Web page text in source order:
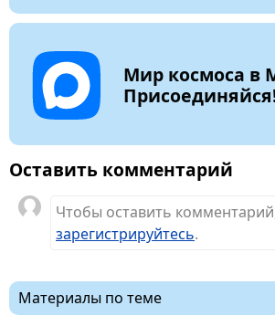
Мир космоса в
Оставить комментарий
Чтобы оставить
зарегистрируйтесь.
Материалы по теме